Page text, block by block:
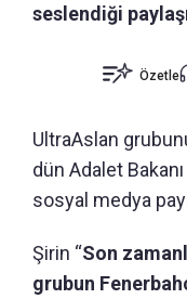
seslendiği
Özetle
UltraAslan
dün Adalet Bakanı
sosyal medya
Şirin “Son
grubun